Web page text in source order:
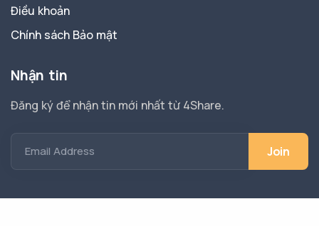
Điều khoản
Chính sách Bảo mật
Nhận tin
Đăng ký để nhận tin mới nhất từ 4Share.
Email Address